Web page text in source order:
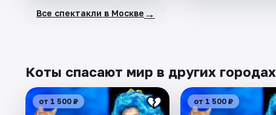
Все спектакли в Москве →
Коты спасают мир в других городах
от 1 500 ₽ от 1 500 ₽